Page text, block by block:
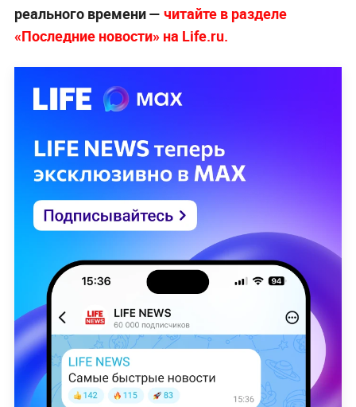
реального времени — читайте в разделе
«Последние новости» на Life.ru.